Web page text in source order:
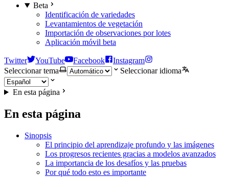
Beta
Identificación de variedades
Levantamientos de vegetación
Importación de observaciones por lotes
Aplicación móvil beta
Twitter YouTube Facebook
Instagram
Seleccionar tema
Seleccionar idioma
En esta página
En esta página
Sinopsis
El principio del aprendizaje profundo y las imágenes
Los progresos recientes gracias a modelos avanzados
La importancia de los desafíos y las pruebas
Por qué todo esto es importante